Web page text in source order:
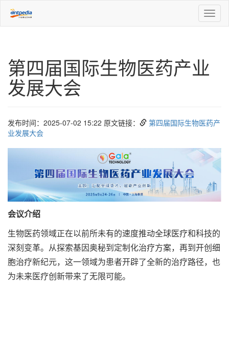
第四届国际生物医药产业
发展大会
发布时间：2025-07-02 15:22 原文链接：
第四届国际生物医药产
业发展大会
会议介绍
生物医药领域正在以前所未有的速度推动全球医疗和科技的
深刻变革。从探索基因奥秘到定制化治疗方案，再到开创细
胞治疗新纪元，这一领域为患者开辟了全新的治疗路径，也
为未来医疗创新带来了无限可能。